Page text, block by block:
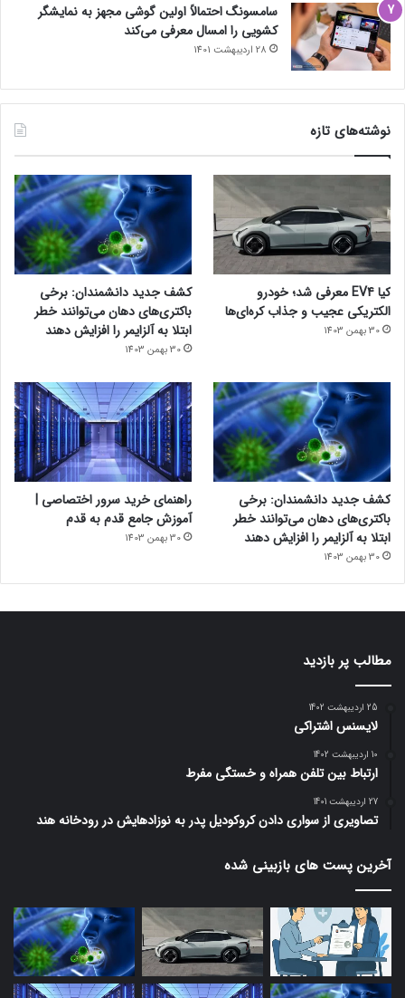
سامسونگ احتمالاً اولین گوشی مجهز به نمایشگر
کشویی را امسال معرفی می‌کند
28 اردیبهشت 1401
نوشته‌های تازه
کیا EV4 معرفی شد؛ خودرو
الکتریکی عجیب و جذاب کره‌ای‌ها
30 بهمن 1403
کشف جدید دانشمندان: برخی
باکتری‌های دهان می‌توانند خطر
ابتلا به آلزایمر را افزایش دهند
30 بهمن 1403
کشف جدید دانشمندان: برخی
باکتری‌های دهان می‌توانند خطر
ابتلا به آلزایمر را افزایش دهند
30 بهمن 1403
راهنمای خرید سرور اختصاصی |
آموزش جامع قدم به قدم
30 بهمن 1403
مطالب پر بازدید
25 اردیبهشت 1402
لایسنس اشتراکی
10 اردیبهشت 1402
ارتباط بین تلفن همراه و خستگی مفرط
27 اردیبهشت 1401
تصاویری از سواری دادن کروکودیل پدر به نوزادهایش در رودخانه هند
آخرین پست های بازبینی شده